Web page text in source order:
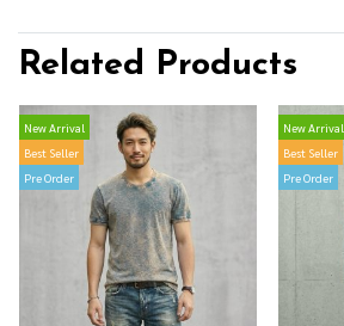
Related Products
New Arrival
Best Seller
Pre Order
New Arrival
Best Seller
Pre Order